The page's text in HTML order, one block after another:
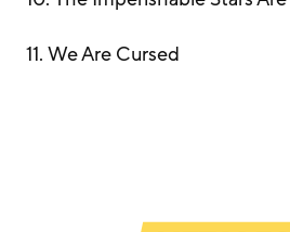
11. We Are Cursed